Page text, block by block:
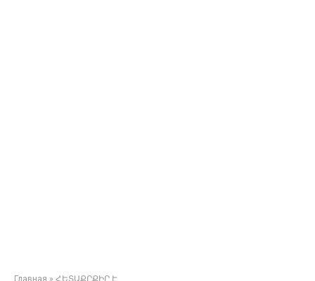
Главная » ՀԵՏԱՔՐՔԻՐ Է